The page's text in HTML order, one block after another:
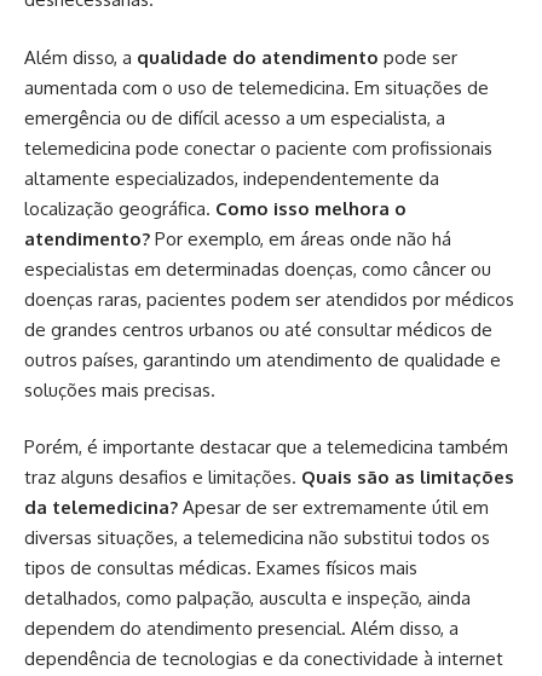
Além disso, a qualidade do atendimento pode ser
aumentada com o uso de telemedicina. Em situações de
emergência ou de difícil acesso a um especialista, a
telemedicina pode conectar o paciente com profissionais
altamente especializados, independentemente da
localização geográfica. Como isso melhora o
atendimento? Por exemplo, em áreas onde não há
especialistas em determinadas doenças, como câncer ou
doenças raras, pacientes podem ser atendidos por médicos
de grandes centros urbanos ou até consultar médicos de
outros países, garantindo um atendimento de qualidade e
soluções mais precisas.
Porém, é importante destacar que a telemedicina também
traz alguns desafios e limitações. Quais são as limitações
da telemedicina? Apesar de ser extremamente útil em
diversas situações, a telemedicina não substitui todos os
tipos de consultas médicas. Exames físicos mais
detalhados, como palpação, ausculta e inspeção, ainda
dependem do atendimento presencial. Além disso, a
dependência de tecnologias e da conectividade à internet